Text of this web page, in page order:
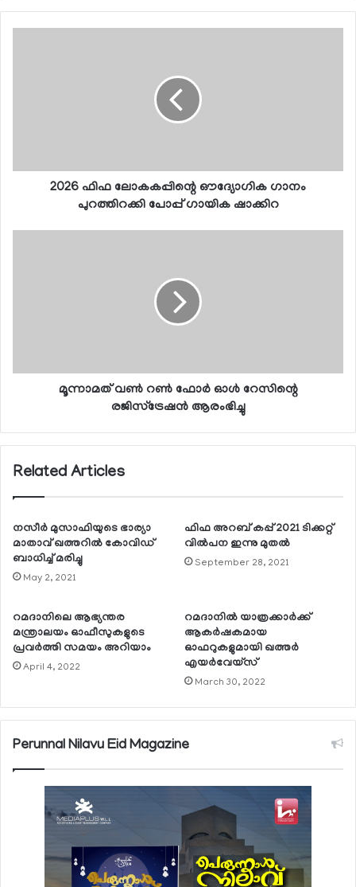
2026 ഫിഫ ലോകകപ്പിന്റെ ഔദ്യോഗിക ഗാനം
പുറത്തിറക്കി പോപ്പ് ഗായിക ഷാക്കിറ
മൂന്നാമത് വണ്‍ റണ്‍ ഫോര്‍ ഓള്‍ റേസിന്റെ
രജിസ്ട്രേഷന്‍ ആരംഭിച്ചു
Related Articles
നസീര്‍ മുസാഫിയുടെ ഭാര്യാ
മാതാവ് ഖത്തറില്‍ കോവിഡ്
ബാധിച്ച് മരിച്ചു
May 2, 2021
ഫിഫ അറബ് കപ്പ് 2021 ടിക്കറ്റ്
വില്‍പന ഇന്നു മുതല്‍
September 28, 2021
റമദാനിലെ ആഭ്യന്തര
മന്ത്രാലയം ഓഫീസുകളുടെ
പ്രവര്‍ത്തി സമയം അറിയാം
April 4, 2022
റമദാനില്‍ യാത്രക്കാര്‍ക്ക്
ആകര്‍ഷകമായ
ഓഫറുകളുമായി ഖത്തര്‍
എയര്‍വേയ്‌സ്
March 30, 2022
Perunnal Nilavu Eid Magazine